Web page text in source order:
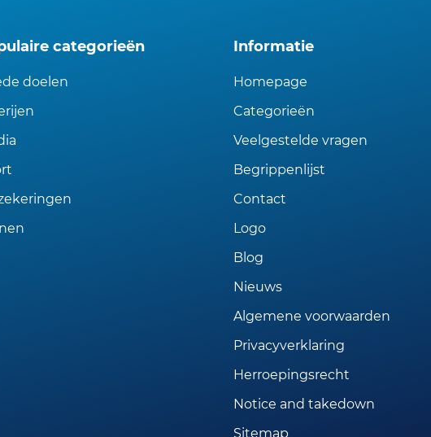
categorieën
doelen
Informatie
Homepage
Categorieën
Veelgestelde vragen
Begrippenlijst
Contact
Logo
Blog
Nieuws
Algemene voorwaarden
Privacyverklaring
Herroepingsrecht
Notice and takedown
Sitemap